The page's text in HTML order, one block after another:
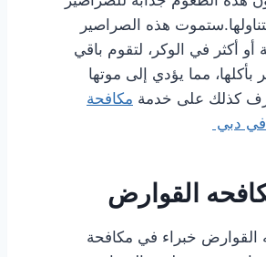
هذه الصراصير
أو أكثر في الوكر، لتقوم باقي
بأكلها، مما يؤدي إلى موتها
كذلك على خدمة مكافحة
في دبي
القوارض
القوارض خبراء في مكافحة